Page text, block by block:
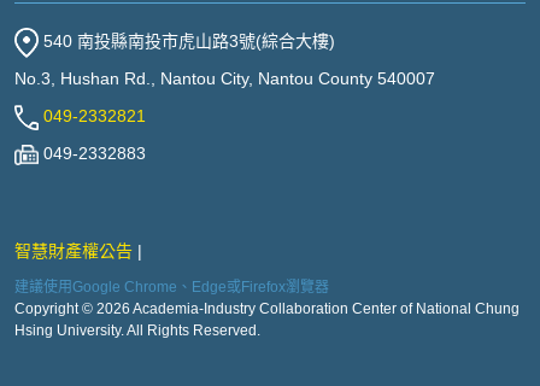
540 南投縣南投市虎山路3號(綜合大樓)
No.3, Hushan Rd., Nantou City, Nantou County 540007
049-2332821
049-2332883
智慧財產權公告
建議使用Google Chrome、Edge或Firefox瀏覽器
Copyright © 2026 Academia-Industry Collaboration Center of National Chung
Hsing University. All Rights Reserved.